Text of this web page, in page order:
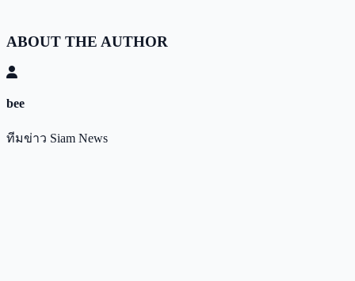
ABOUT THE AUTHOR
bee
ทีมข่าว Siam News